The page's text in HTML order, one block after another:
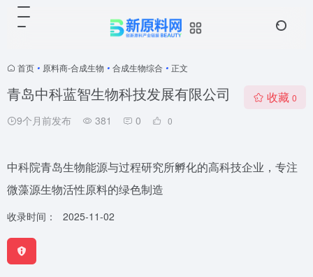
首页 • 原料商-合成生物 • 合成生物综合 • 正文
青岛中科蓝智生物科技发展有限公司
9个月前发布 381 0 0
收藏 0
中科院青岛生物能源与过程研究所孵化的高科技企业，专注
微藻源生物活性原料的绿色制造
收录时间： 2025-11-02